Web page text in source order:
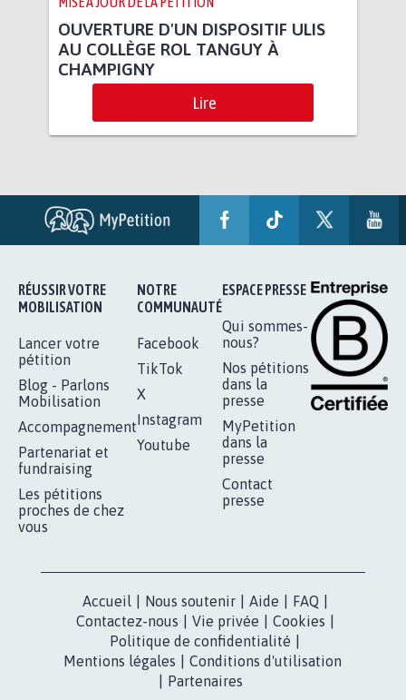
OUVERTURE D'UN DISPOSITIF ULIS
AU COLLÈGE ROL TANGUY À
CHAMPIGNY
Lire
RÉUSSIR VOTRE
MOBILISATION
Lancer votre
pétition
Blog - Parlons
Mobilisation
Accompagnement
Partenariat et
fundraising
Les pétitions
proches de chez
vous
NOTRE
COMMUNAUTÉ
Facebook
TikTok
X
Instagram
Youtube
ESPACE PRESSE
Qui sommes-
nous?
Nos pétitions
dans la
presse
MyPetition
dans la
presse
Contact
presse
Accueil Nous soutenir Aide FAQ
Contactez-nous
Vie privée Cookies
Politique de confidentialité
Mentions légales
Conditions d'utilisation
Partenaires